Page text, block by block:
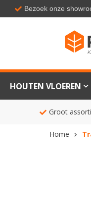
Bezoek onze
HOUTEN VLOEREN
Groot
Home